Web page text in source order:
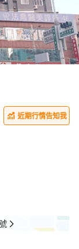
近期行情告知我